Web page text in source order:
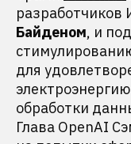
Байденом, и
для
обработки
Глава OpenAI